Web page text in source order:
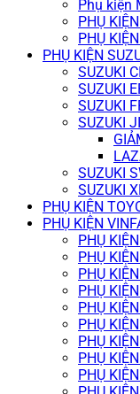
Phụ kiện
PHỤ
PHỤ
PHỤ KIỆN
SUZUKI
SUZUKI
SUZUKI
SUZUKI
SUZUKI
SUZUKI
PHỤ KIỆN
PHỤ KIỆN
PHỤ
PHỤ
PHỤ
PHỤ
PHỤ
PHỤ
PHỤ
PHỤ
PHỤ